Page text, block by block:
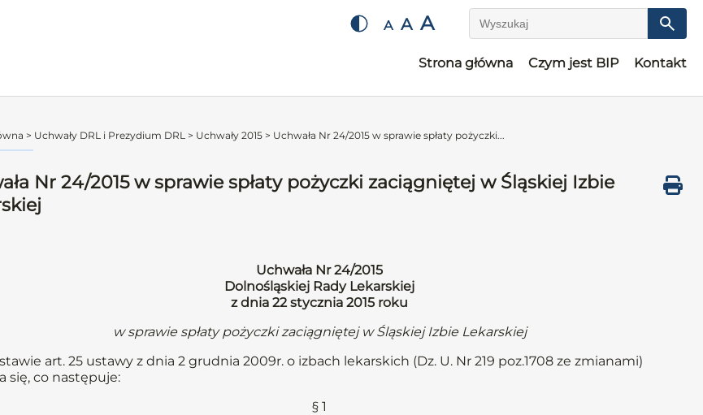
A A A Wyszukaj
Strona główna Czym jest BIP Kontakt
> Uchwały DRL i Prezydium DRL > Uchwały 2015 > Uchwała Nr 24/2015 w sprawie spłaty pożyczki...
Nr 24/2015 w sprawie spłaty pożyczki zaciągniętej w Śląskiej Izbie
Uchwała Nr 24/2015
Dolnośląskiej Rady Lekarskiej
z dnia 22 stycznia 2015 roku
w sprawie spłaty pożyczki zaciągniętej w Śląskiej Izbie Lekarskiej
art. 25 ustawy z dnia 2 grudnia 2009r. o izbach lekarskich (Dz. U. Nr 219 poz.1708 ze zmianami)
się, co następuje:
§ 1